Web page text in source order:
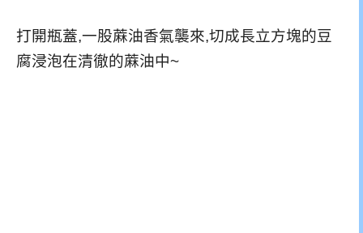
打開瓶蓋,一股蔴油香氣襲來,切成長立方塊的豆
腐浸泡在清徹的蔴油中~